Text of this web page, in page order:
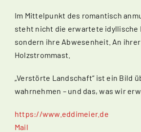
Im Mittelpunkt des romantisch
steht nicht die erwartete idyllische
sondern ihre Abwesenheit. An
Holzstrommast.
„Verstörte Landschaft“ ist ein Bild
wahrnehmen – und das, was wir
https://www.eddimeier.de
Mail